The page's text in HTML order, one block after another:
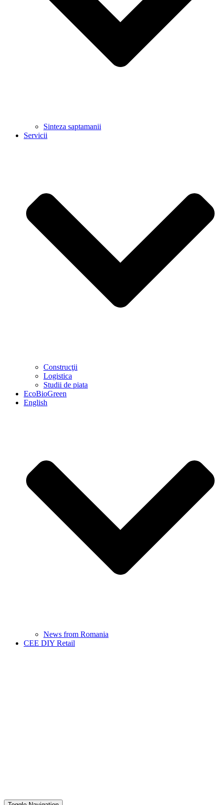
Sinteza saptamanii
Servicii
Construcţii
Logistica
Studii de piata
EcoBioGreen
English
News from Romania
CEE DIY Retail